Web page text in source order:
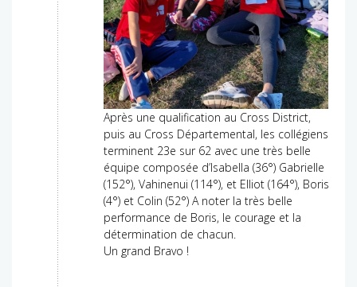
Après une qualification au Cross District,
puis au Cross Départemental, les collégiens
terminent 23e sur 62 avec une très belle
équipe composée d’Isabella (36°) Gabrielle
(152°), Vahinenui (114°), et Elliot (164°), Boris
(4°) et Colin (52°) A noter la très belle
performance de Boris, le courage et la
détermination de chacun.
Un grand Bravo !